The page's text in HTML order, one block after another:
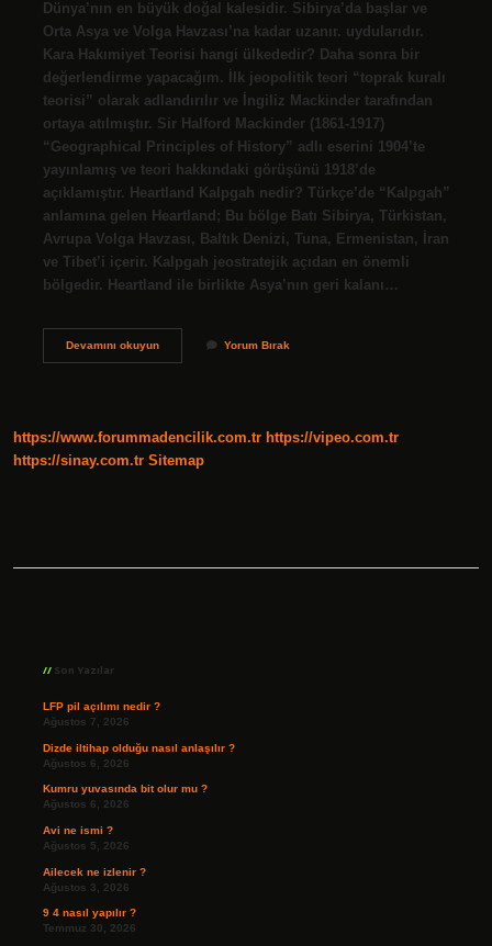
Dünya’nın en büyük doğal kalesidir. Sibirya’da başlar ve
Orta Asya ve Volga Havzası’na kadar uzanır. uydularıdır.
Kara Hakımiyet Teorisi hangi ülkededir? Daha sonra bir
değerlendirme yapacağım. İlk jeopolitik teori “toprak kuralı
teorisi” olarak adlandırılır ve İngiliz Mackinder tarafından
ortaya atılmıştır. Sir Halford Mackinder (1861-1917)
“Geographical Principles of History” adlı eserini 1904’te
yayınlamış ve teori hakkındaki görüşünü 1918’de
açıklamıştır. Heartland Kalpgah nedir? Türkçe’de “Kalpgah”
anlamına gelen Heartland; Bu bölge Batı Sibirya, Türkistan,
Avrupa Volga Havzası, Baltık Denizi, Tuna, Ermenistan, İran
ve Tibet’i içerir. Kalpgah jeostratejik açıdan en önemli
bölgedir. Heartland ile birlikte Asya’nın geri kalanı…
Devamını okuyunHeartland
Yorum Bırak
https://www.forummadencilik.com.tr https://vipeo.com.tr
https://sinay.com.tr Sitemap
Son Yazılar
LFP pil açılımı nedir ?
Ağustos 7, 2026
Dizde iltihap olduğu nasıl anlaşılır ?
Ağustos 6, 2026
Kumru yuvasında bit olur mu ?
Ağustos 6, 2026
Avi ne ismi ?
Ağustos 5, 2026
Ailecek ne izlenir ?
Ağustos 3, 2026
9 4 nasıl yapılır ?
Temmuz 30, 2026